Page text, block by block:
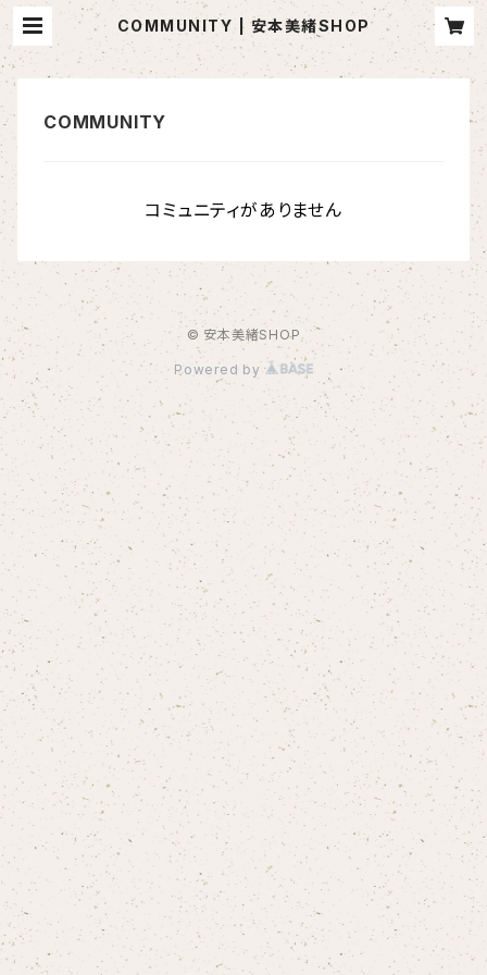
COMMUNITY | 安本美緒SHOP
コミュニティがありません
© 安本美緒SHOP
Powered by